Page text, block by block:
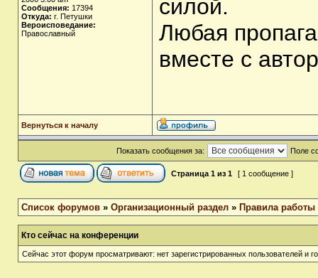
Сообщения: 17394
Откуда: г. Петушки
Вероисповедание:
Православный
силой.
Любая
вместе с
Вернуться к началу
Показать сообщения за: Поле
Страница 1 из 1 [ 1 сообщение ]
Список форумов » Организационный раздел » Правила
Кто сейчас на конференции
Сейчас этот форум просматривают: нет зарегистрированных пользователей и